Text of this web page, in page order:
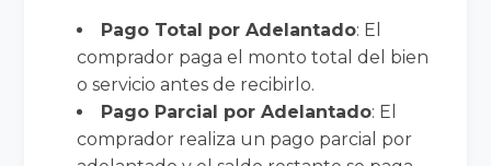
Pago Total por Adelantado: El
comprador paga el monto total del bien
o servicio antes de recibirlo.
Pago Parcial por Adelantado: El
comprador realiza un pago parcial por